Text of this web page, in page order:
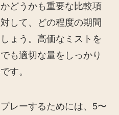
どうかも重要な比較項
して、どの程度の期間
ょう。高価なミストを
も適切な量をしっかり
す。
レーするためには、5〜